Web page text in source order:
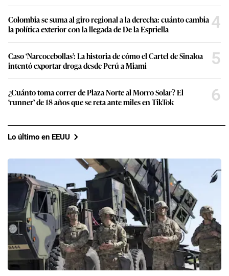
Colombia se suma al giro regional a la derecha: cuánto cambia
la política exterior con la llegada de De la Espriella
4
Caso ‘Narcocebollas’: La historia de cómo el Cartel de Sinaloa
intentó exportar droga desde Perú a Miami
5
¿Cuánto toma correr de Plaza Norte al Morro Solar? El
‘runner’ de 18 años que se reta ante miles en TikTok
6
Lo último en EEUU